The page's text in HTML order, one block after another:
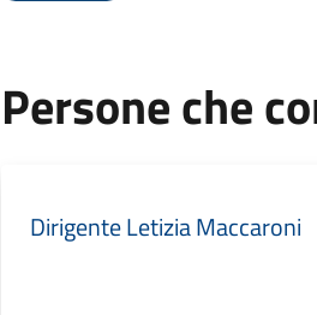
Persone che
Dirigente Letizia Maccaroni